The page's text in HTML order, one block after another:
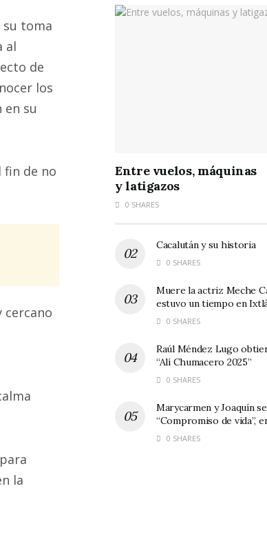
toma
al
de
los
en su
fin de no
cercano
la
Entre vuelos, máquinas
y latigazos
0 SHARES
Cacalután y su historia
0 SHARES
Muere la actriz Meche
estuvo un tiempo en
0 SHARES
Raúl Méndez Lugo
“Alí Chumacero 2025”
0 SHARES
Marycarmen y Joaquín
“Compromiso de vida”,
0 SHARES